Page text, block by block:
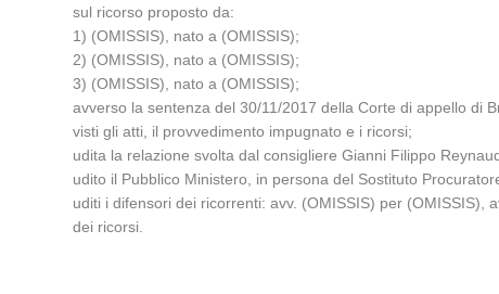
sul ricorso proposto da:
1) (OMISSIS), nato a (OMISSIS);
2) (OMISSIS), nato a (OMISSIS);
3) (OMISSIS), nato a (OMISSIS);
avverso la sentenza del 30/11/2017 della Corte di appello di
visti gli atti, il provvedimento impugnato e i ricorsi;
udita la relazione svolta dal consigliere Gianni Filippo
udito il Pubblico Ministero, in persona del Sostituto
uditi i difensori dei ricorrenti: avv. (OMISSIS) per (OMISSIS),
dei ricorsi.